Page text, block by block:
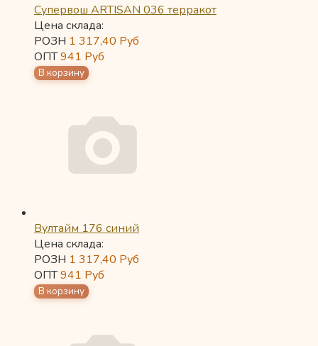
Супервош ARTISAN 036 терракот
Цена склада:
РОЗН 1 317,40 Руб
ОПТ941 Руб
Вултайм 176 синий
Цена склада:
РОЗН 1 317,40 Руб
ОПТ941 Руб